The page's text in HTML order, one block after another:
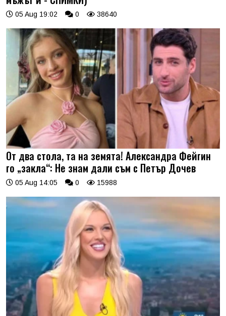
05 Aug 19:02 0 38640
От два стола, та на земята! Александра Фейгин
го „закла“: Не знам дали съм с Петър Дочев
05 Aug 14:05 0 15988